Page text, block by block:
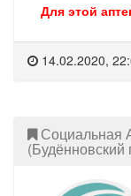
Для этой
14.02.2020,
Социальная
(Будённовский